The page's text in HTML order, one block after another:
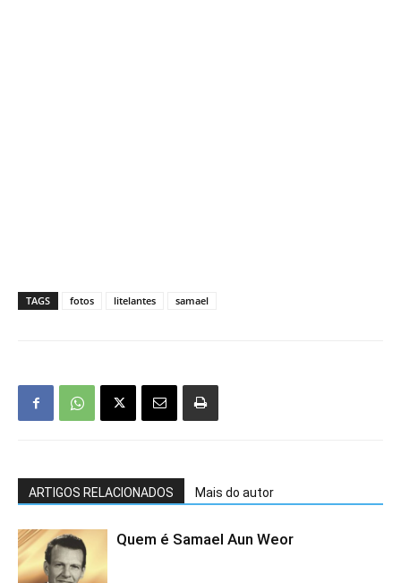
TAGS fotos litelantes samael
ARTIGOS RELACIONADOS Mais do autor
Quem é Samael Aun Weor